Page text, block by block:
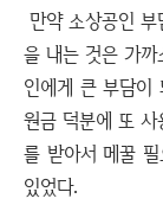
만약 소상공인
을 내는 것은 가
인에게 큰 부담이
원금 덕분에 또 사
를 받아서 메꿀
있었다.